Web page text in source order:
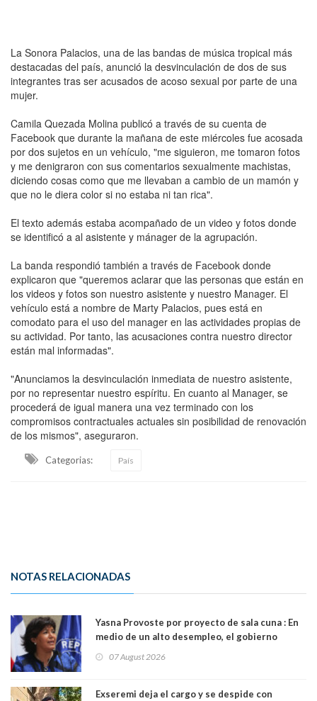
La Sonora Palacios, una de las bandas de música tropical más
destacadas del país, anunció la desvinculación de dos de sus
integrantes tras ser acusados de acoso sexual por parte de una
mujer.
Camila Quezada Molina publicó a través de su cuenta de
Facebook que durante la mañana de este miércoles fue acosada
por dos sujetos en un vehículo, "me siguieron, me tomaron fotos
y me denigraron con sus comentarios sexualmente machistas,
diciendo cosas como que me llevaban a cambio de un mamón y
que no le diera color si no estaba ni tan rica".
El texto además estaba acompañado de un video y fotos donde
se identificó a al asistente y mánager de la agrupación.
La banda respondió también a través de Facebook donde
explicaron que "queremos aclarar que las personas que están en
los videos y fotos son nuestro asistente y nuestro Manager. El
vehículo está a nombre de Marty Palacios, pues está en
comodato para el uso del manager en las actividades propias de
su actividad. Por tanto, las acusaciones contra nuestro director
están mal informadas".
"Anunciamos la desvinculación inmediata de nuestro asistente,
por no representar nuestro espíritu. En cuanto al Manager, se
procederá de igual manera una vez terminado con los
compromisos contractuales actuales sin posibilidad de renovación
de los mismos", aseguraron.
Categorias: País
NOTAS RELACIONADAS
Yasna Provoste por proyecto de sala cuna : En
medio de un alto desempleo, el gobierno
07 August 2026
Exseremi deja el cargo y se despide con